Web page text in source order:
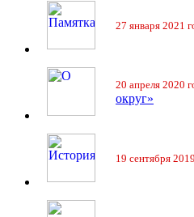
27 января 2021
20 апреля 2020
округ»
19 сентября